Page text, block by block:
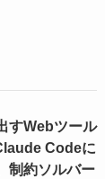
すWebツール
Codeに
制約ソルバー